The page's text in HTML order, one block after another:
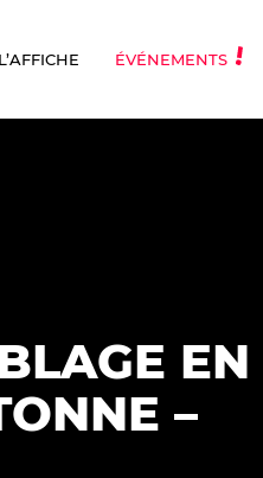
ÉVÉNEMENTS
EN
–